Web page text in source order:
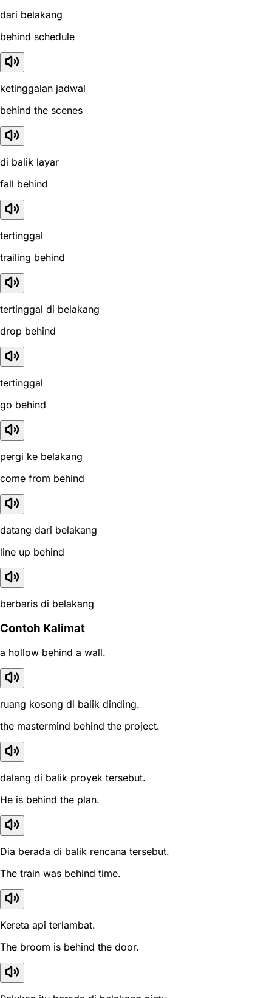
dari belakang
behind schedule
ketinggalan jadwal
behind the scenes
di balik layar
fall behind
tertinggal
trailing behind
tertinggal di belakang
drop behind
tertinggal
go behind
pergi ke belakang
come from behind
datang dari belakang
line up behind
berbaris di belakang
Contoh Kalimat
a hollow behind a wall.
ruang kosong di balik dinding.
the mastermind behind the project.
dalang di balik proyek tersebut.
He is behind the plan.
Dia berada di balik rencana tersebut.
The train was behind time.
Kereta api terlambat.
The broom is behind the door.